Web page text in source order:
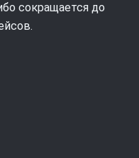
сокращается до